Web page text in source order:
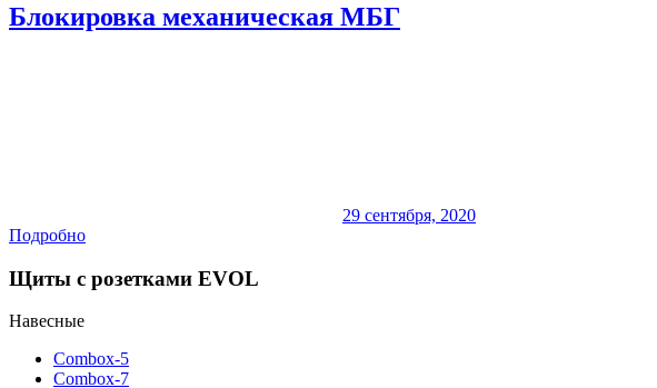
Блокировка механическая МБГ
29 сентября, 2020
Подробно
Щиты с розетками EVOL
Навесные
Combox-5
Combox-7